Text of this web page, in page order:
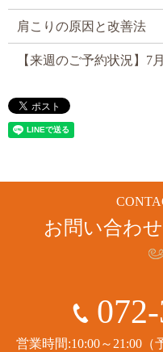
肩こりの原因と改善法
【来週のご予約状況】7
お問い合わ
営業時間:10:00～21:00（